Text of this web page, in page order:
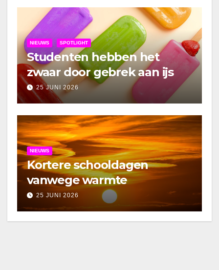
NIEUWS SPOTLIGHT
Studenten hebben het
zwaar door gebrek aan ijs
25 JUNI 2026
NIEUWS
Kortere schooldagen
vanwege warmte
25 JUNI 2026